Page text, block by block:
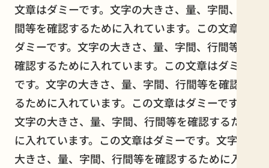
文章はダミーです。文字の大きさ、量、字間、行
間等を確認するために入れています。この文章は
ダミーです。文字の大きさ、量、字間、行間等を
確認するために入れています。この文章はダミー
です。文字の大きさ、量、字間、行間等を確認す
るために入れています。この文章はダミーです。
文字の大きさ、量、字間、行間等を確認するため
に入れています。この文章はダミーです。文字の
大きさ、量、字間、行間等を確認するために入れ